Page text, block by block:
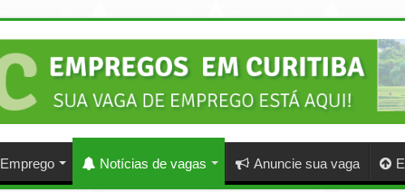
Emprego Notícias de vagas Anuncie sua vaga